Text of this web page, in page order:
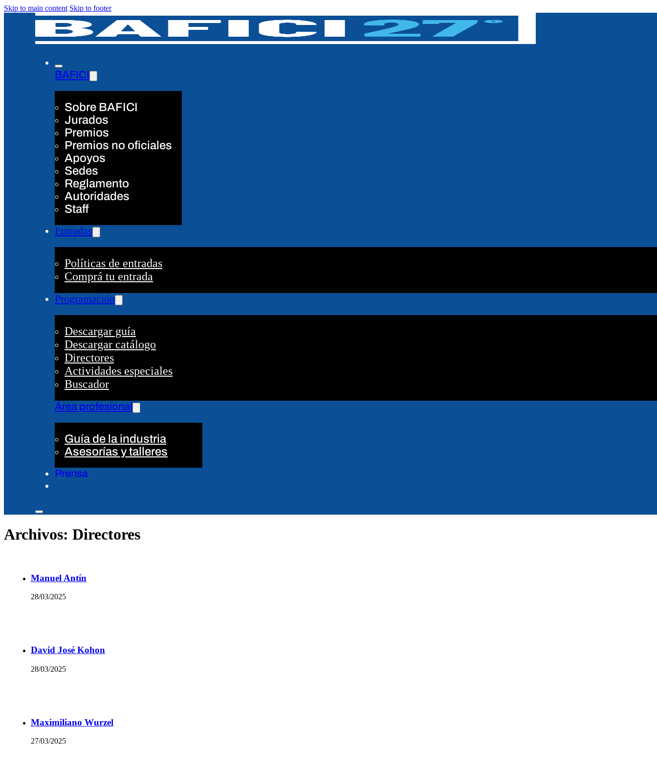
Skip to main content Skip to footer
BAFICI
Sobre BAFICI
Jurados
Premios
Premios no oficiales
Apoyos
Sedes
Reglamento
Autoridades
Staff
Entradas
Políticas de entradas
Comprá tu entrada
Programación
Descargar guía
Descargar catálogo
Directores
Actividades especiales
Buscador
Área profesional
Guía de la industria
Asesorías y talleres
Prensa
Archivos: Directores
Manuel Antín
28/03/2025
David José Kohon
28/03/2025
Maximiliano Wurzel
27/03/2025